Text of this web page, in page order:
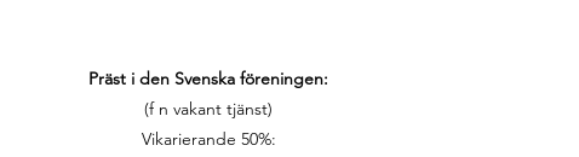
Präst i den Svenska föreningen:
(f n vakant tjänst)
Vikarierande 50%: